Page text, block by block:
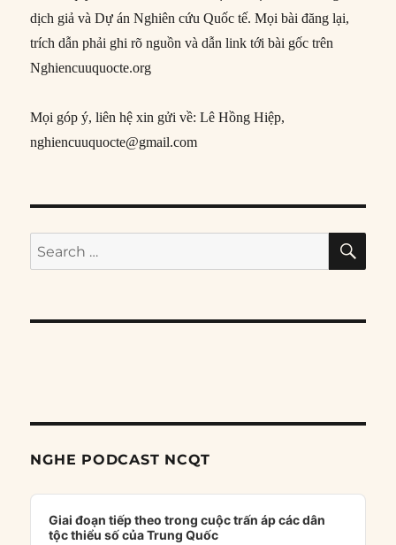
dịch giả và Dự án Nghiên cứu Quốc tế. Mọi bài đăng lại,
trích dẫn phải ghi rõ nguồn và dẫn link tới bài gốc trên
Nghiencuuquocte.org
Mọi góp ý, liên hệ xin gửi về: Lê Hồng Hiệp,
nghiencuuquocte@gmail.com
Search
for:
NGHE PODCAST NCQT
Audio
Player
Giai đoạn tiếp theo trong cuộc trấn áp các dân
tộc thiểu số của Trung Quốc